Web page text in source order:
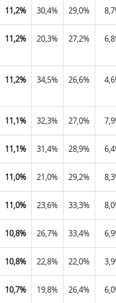
11,2% 30,4% 29,0%
11,2% 20,3% 27,2%
11,2% 34,5% 26,6%
11,1% 32,3% 27,0%
11,1% 31,4% 28,9%
11,0% 21,0% 29,2%
11,0% 23,6% 33,3%
10,8% 26,7% 33,4%
10,8% 22,8% 22,0%
10,7% 19,8% 26,4%